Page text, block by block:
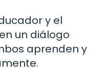
y el
un diálogo
aprenden y